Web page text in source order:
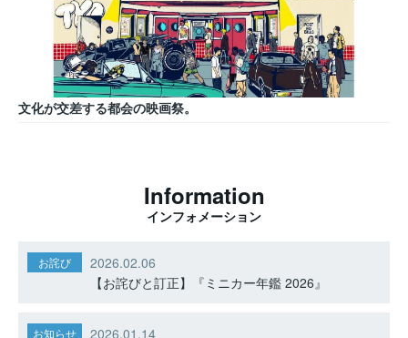
文化が交差する都会の映画祭。
Information
インフォメーション
お詫び
2026.02.06
【お詫びと訂正】『ミニカー年鑑 2026』
お知らせ
2026.01.14